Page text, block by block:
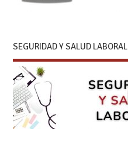
SEGURIDAD Y SALUD LABORAL